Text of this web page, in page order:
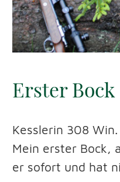
BÜCHSENMACHER-
WAFFEN
Jagdartikel